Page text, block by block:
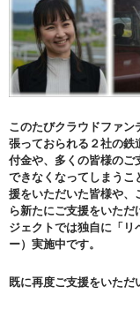
このたびクラウドファ
張っておられる２社の鉄
付金や、多くの皆様のご
できなくなってしまうこ
援をいただいた皆様や、
ら新たにご支援をいた
ジェクトでは独自に「リ
ー）実施中です。
既に再度ご支援をいただ